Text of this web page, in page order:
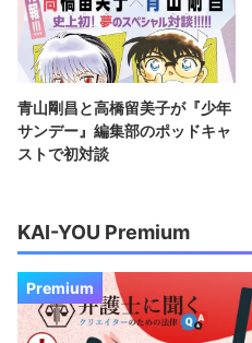
青山剛昌と高橋留美子が『少年
サンデー』編集部のポッドキャ
ストで初対談
KAI-YOU Premium
Premium